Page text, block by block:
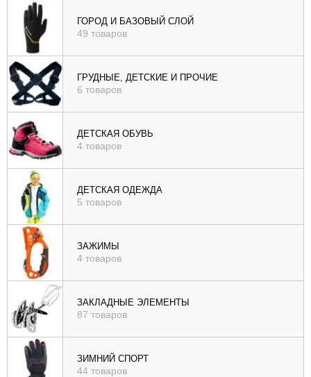
ГОРОД И БАЗОВЫЙ СЛОЙ
49 товаров
ГРУДНЫЕ, ДЕТСКИЕ И ПРОЧИЕ
6 товаров
ДЕТСКАЯ ОБУВЬ
4 товаров
ДЕТСКАЯ ОДЕЖДА
5 товаров
ЗАЖИМЫ
4 товаров
ЗАКЛАДНЫЕ ЭЛЕМЕНТЫ
87 товаров
ЗИМНИЙ СПОРТ
44 товаров